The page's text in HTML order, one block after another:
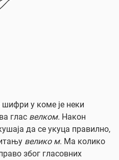
у коме је неки
глас велком. Након
да се укуца правилно,
велико м. Ма колико
због гласовних